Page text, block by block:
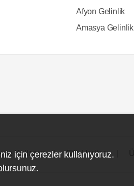
Afyon Gelinlik
Amasya Gelinlik
ve Kullanım Site Haritası
için çerezler kullanıyoruz.